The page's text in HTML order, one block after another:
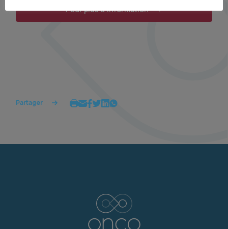
Pour plus d'information
Partager